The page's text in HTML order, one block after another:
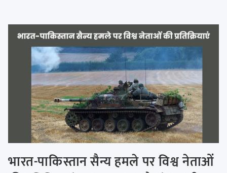
भारत-पाकिस्तान सैन्य हमले पर विश्व नेताओं